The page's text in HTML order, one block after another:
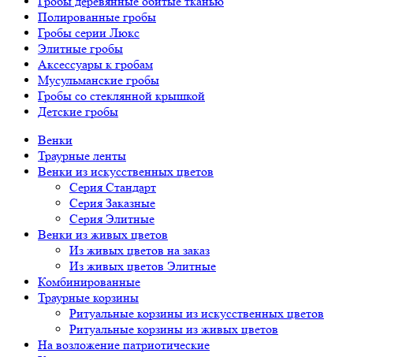
Полированные гробы
Гробы серии Люкс
Элитные гробы
Аксессуары к гробам
Мусульманские гробы
Гробы со стеклянной крышкой
Детские гробы
Венки
Траурные ленты
Венки из искусственных цветов
Серия Стандарт
Серия Заказные
Серия Элитные
Венки из живых цветов
Из живых цветов на заказ
Из живых цветов Элитные
Комбинированные
Траурные корзины
Ритуальные корзины из искусственных цветов
Ритуальные корзины из живых цветов
На возложение патриотические